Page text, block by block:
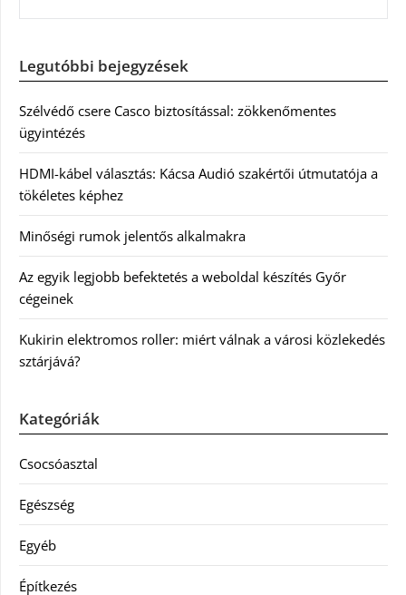
Legutóbbi bejegyzések
Szélvédő csere Casco biztosítással: zökkenőmentes
ügyintézés
HDMI-kábel választás: Kácsa Audió szakértői útmutatója a
tökéletes képhez
Minőségi rumok jelentős alkalmakra
Az egyik legjobb befektetés a weboldal készítés Győr
cégeinek
Kukirin elektromos roller: miért válnak a városi közlekedés
sztárjává?
Kategóriák
Csocsóasztal
Egészség
Egyéb
Építkezés